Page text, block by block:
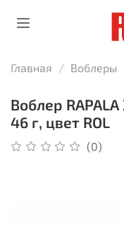
Главная Воблеры
Воблер
46 г, цвет ROL
(0)